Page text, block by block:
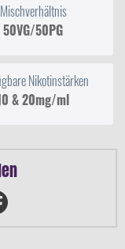
Mischverhältnis
50VG/50PG
Nikotinstärken
& 20mg/ml